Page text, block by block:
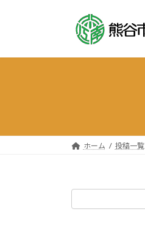
プ
動
ホーム 投稿一覧